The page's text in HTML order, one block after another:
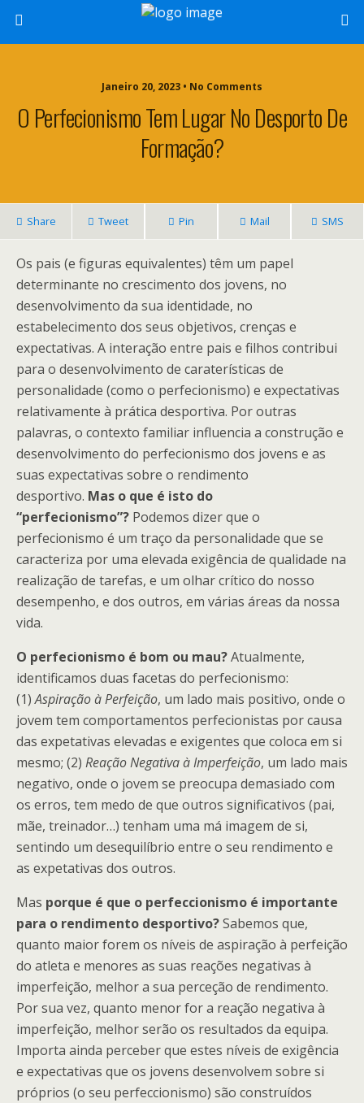
Janeiro 20, 2023 • No Comments
O Perfecionismo Tem Lugar No Desporto De
Formação?
Share Tweet Pin Mail SMS
Os pais (e figuras equivalentes) têm um papel
determinante no crescimento dos jovens, no
desenvolvimento da sua identidade, no
estabelecimento dos seus objetivos, crenças e
expectativas. A interação entre pais e filhos contribui
para o desenvolvimento de caraterísticas de
personalidade (como o perfecionismo) e expectativas
relativamente à prática desportiva. Por outras
palavras, o contexto familiar influencia a construção e
desenvolvimento do perfecionismo dos jovens e as
suas expectativas sobre o rendimento
desportivo. Mas o que é isto do
“perfecionismo”? Podemos dizer que o
perfecionismo é um traço da personalidade que se
caracteriza por uma elevada exigência de qualidade na
realização de tarefas, e um olhar crítico do nosso
desempenho, e dos outros, em várias áreas da nossa
vida.
O perfecionismo é bom ou mau?Atualmente,
identificamos duas facetas do perfecionismo:
(1)Aspiração à Perfeição, um lado mais positivo, onde o
jovem tem comportamentos perfecionistas por causa
das expetativas elevadas e exigentes que coloca em si
mesmo; (2) Reação Negativa à Imperfeição, um lado mais
negativo, onde o jovem se preocupa demasiado com
os erros, tem medo de que outros significativos (pai,
mãe, treinador…) tenham uma má imagem de si,
sentindo um desequilíbrio entre o seu rendimento e
as expetativas dos outros.
Mas porque é que o perfeccionismo é importante
para o rendimento desportivo?Sabemos que,
quanto maior forem os níveis de aspiração à perfeição
do atleta e menores as suas reações negativas à
imperfeição, melhor a sua perceção de rendimento.
Por sua vez, quanto menor for a reação negativa à
imperfeição, melhor serão os resultados da equipa.
Importa ainda perceber que estes níveis de exigência
e expectativas que os jovens desenvolvem sobre si
próprios (o seu perfeccionismo) são construídos